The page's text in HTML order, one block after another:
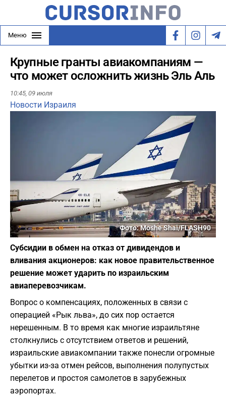
Меню
Крупные гранты авиакомпаниям —
что может осложнить жизнь Эль Аль
10:45, 09 июля
Новости Израиля
Фото: Moshe Shai/FLASH90
Субсидии в обмен на отказ от дивидендов и
вливания акционеров: как новое правительственное
решение может ударить по израильским
авиаперевозчикам.
Вопрос о компенсациях, положенных в связи с
операцией «Рык льва», до сих пор остается
нерешенным. В то время как многие израильтяне
столкнулись с отсутствием ответов и решений,
израильские авиакомпании также понесли огромные
убытки из-за отмен рейсов, выполнения полупустых
перелетов и простоя самолетов в зарубежных
аэропортах.